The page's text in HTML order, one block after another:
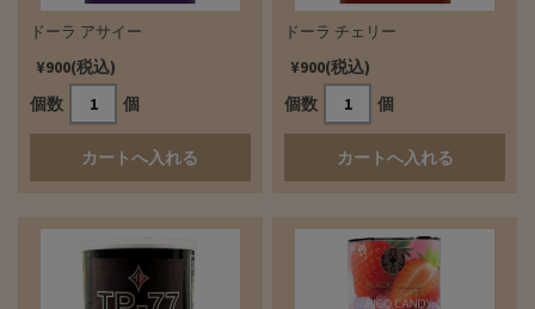
ドーラ アサイー
¥900(税込)
個数
個
ドーラ チェリー
¥900(税込)
個数
個